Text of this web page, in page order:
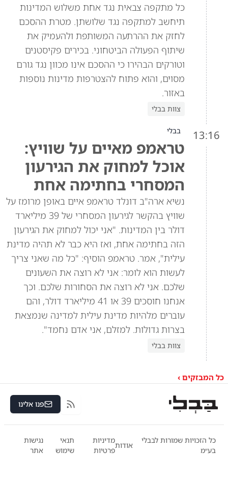
כל מתקפה צבאית נגד אחת משלוש המדינות
תיחשב למתקפה נגד שלושתן. מטרת ההסכם
לחזק את ההרתעה המשותפת ולהעמיק את
שיתוף הפעולה הביטחוני. בכירים פקיסטנים
וטורקים הבהירו כי ההסכם אינו מכוון נגד גורם
מסוים, והוא פתוח להצטרפות מדינות נוספות
באזור.
צוות בבלי
13:16 בבלי
טראמפ מאיים על שוויץ:
אוכל למחוק את הגירעון
המסחרי בחתימה אחת
נשיא ארה"ב דונלד טראמפ איים באופן מרומז על
שוויץ בהקשר לגירעון המסחרי של 39 מיליארד
דולר בין המדינות. "אני יכול למחוק את הגירעון
הזה בחתימה אחת, ואז היא כבר לא תהיה מדינת
עילית", אמר. טראמפ הוסיף: "כל מה שאני צריך
לעשות הוא לומר: אני לא רוצה את השעונים
שלכם. אני לא רוצה את הסחורות שלכם. וכך
אנחנו חוסכים 39 או 41 מיליארד דולר, והם
עוברים מלהיות מדינת עילית למדינה שנמצאת
בצרות גדולות. למזלם, אני אדם נחמד".
צוות בבלי
כל המבזקים ›
RSS פנו אלינו
כל הזכויות שמורות לבבלי
בע״מ
אודות
מדיניות
פרטיות
תנאי
שימוש
נגישות
אתר